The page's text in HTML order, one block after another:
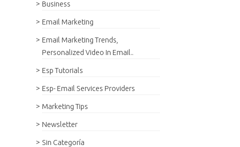
Business
Email Marketing
Email Marketing Trends,
Personalized Video In Email..
Esp Tutorials
Esp- Email Services Providers
Marketing Tips
Newsletter
Sin Categoría